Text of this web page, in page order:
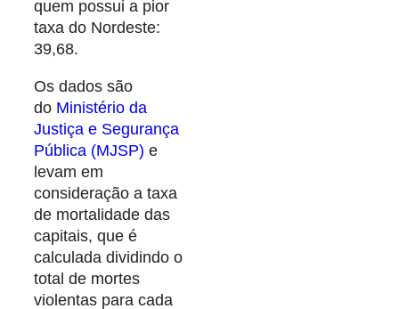
quem possui a pior
taxa do Nordeste:
39,68.
Os dados são
do Ministério da
Justiça e Segurança
Pública (MJSP) e
levam em
consideração a taxa
de mortalidade das
capitais, que é
calculada dividindo o
total de mortes
violentas para cada